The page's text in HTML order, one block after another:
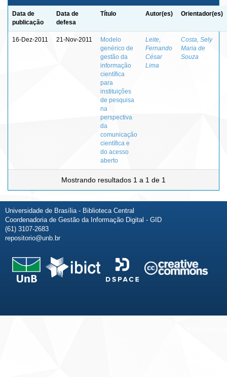
Data de
publicação
Data de
defesa
Título Autor(es) Orientador(es)
16-Dez-2011 21-Nov-2011
Modelo
genérico de
gestão da
informação
científica
para
instituições
de pesquisa
na
perspectiva
da
comunicação
científica e
do acesso
aberto
Leite,
Fernando
César
Lima
Costa, Sely
Maria de
Souza
Mostrando resultados 1 a 1 de 1
Universidade de Brasília - Biblioteca Central
Coordenadoria de Gestão da Informação Digital - GID
(61) 3107-2683
repositorio@unb.br